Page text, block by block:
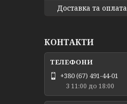
Доставка та оплата
КОНТАКТИ
+380 (67) 491-44-01
З 11:00 до 18:00